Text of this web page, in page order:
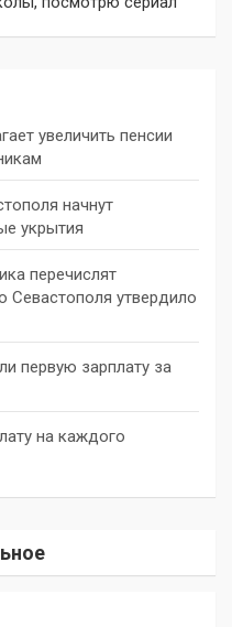
увеличить пенсии
начнут
укрытия
перечислят
Севастополя утвердило
первую зарплату за
на каждого